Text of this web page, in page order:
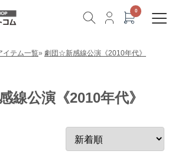
テム一覧» 劇団☆新感線公演《2010年代》
線公演《2010年代》